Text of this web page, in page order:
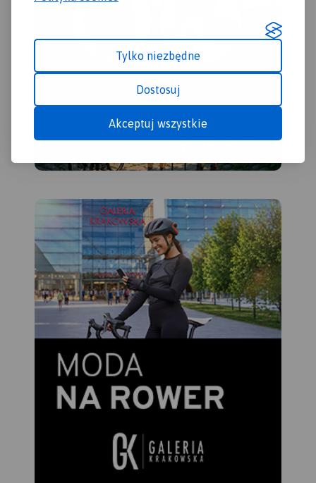
Tylko niezbędne
Dostosuj
Akceptuj wszystkie